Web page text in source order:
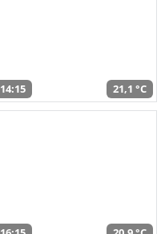
14:15 21,1 °C